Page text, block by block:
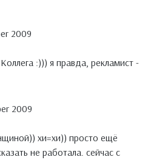
2009
:))) я правда, рекламист -
2009
хи=хи)) просто ещё
не работала. сейчас с